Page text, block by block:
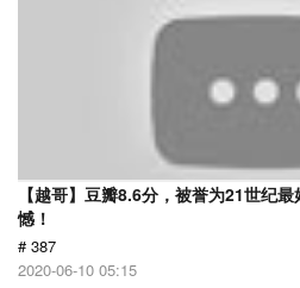
【越哥】豆瓣8.6分，被誉为21世纪
憾！
# 387
2020-06-10 05:15